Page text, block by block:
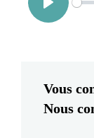
Vous
Nous